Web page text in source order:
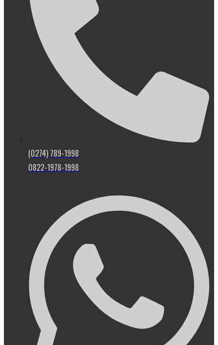
(0274) 789-1998
0822-1978-1998